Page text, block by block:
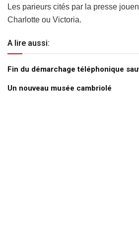
Les parieurs cités par la presse
Charlotte ou Victoria.
A lire aussi:
Fin du démarchage téléphonique
Un nouveau musée cambriolé